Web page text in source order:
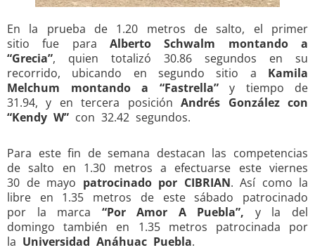
En la prueba de 1.20 metros de salto, el primer
sitio fue para Alberto Schwalm montando a
“Grecia”, quien totalizó 30.86 segundos en su
recorrido, ubicando en segundo sitio a Kamila
Melchum montando a “Fastrella”y tiempo de
31.94, y en tercera posiciónAndrés González con
“Kendy W” con 32.42 segundos.
Para este fin de semana destacan las competencias
de salto en 1.30 metros a efectuarse este viernes
30 de mayo patrocinado por CIBRIAN. Así como la
libre en 1.35 metros de este sábado patrocinado
por la marca “Por Amor A Puebla”, y la del
domingo también en 1.35 metros patrocinada por
la Universidad Anáhuac Puebla.